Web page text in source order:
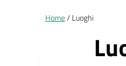
Briciole di
Home Luoghi